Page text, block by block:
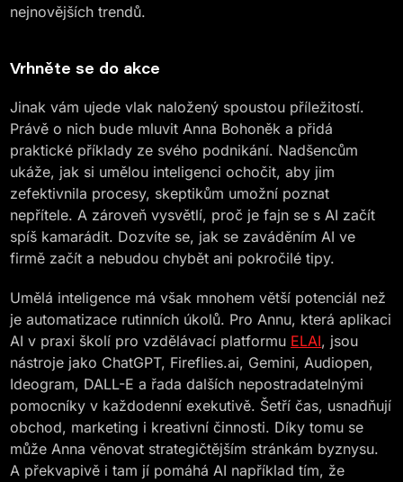
nejnovějších trendů.
Vrhněte se do akce
Jinak vám ujede vlak naložený spoustou příležitostí.
Právě o nich bude mluvit Anna Bohoněk a přidá
praktické příklady ze svého podnikání. Nadšencům
ukáže, jak si umělou inteligenci ochočit, aby jim
zefektivnila procesy, skeptikům umožní poznat
nepřítele. A zároveň vysvětlí, proč je fajn se s AI začít
spíš kamarádit. Dozvíte se, jak se zaváděním AI ve
firmě začít a nebudou chybět ani pokročilé tipy.
Umělá inteligence má však mnohem větší potenciál než
je automatizace rutinních úkolů. Pro Annu, která aplikaci
AI v praxi školí pro vzdělávací platformu ELAI, jsou
nástroje jako ChatGPT, Fireflies.ai, Gemini, Audiopen,
Ideogram, DALL-E a řada dalších nepostradatelnými
pomocníky v každodenní exekutivě. Šetří čas, usnadňují
obchod, marketing i kreativní činnosti. Díky tomu se
může Anna věnovat strategičtějším stránkám byznysu.
A překvapivě i tam jí pomáhá AI například tím, že